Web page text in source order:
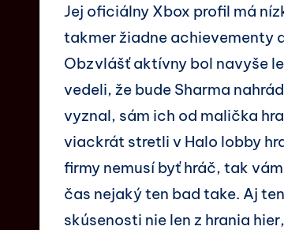
Jej oficiálny Xbox profil má
takmer žiadne achievementy
Obzvlášť aktívny bol navyše
vedeli, že bude Sharma
vyznal, sám ich od malička
viackrát stretli v Halo lobby
firmy nemusí byť hráč, tak
čas nejaký ten bad take. Aj
skúsenosti nie len z hrania